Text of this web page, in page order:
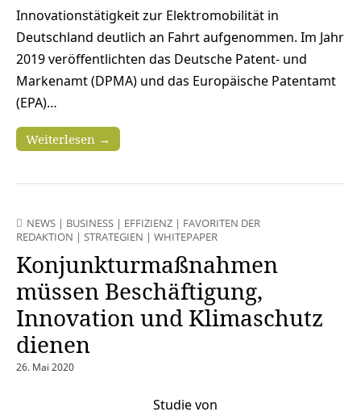
Innovationstätigkeit zur Elektromobilität in
Deutschland deutlich an Fahrt aufgenommen. Im Jahr
2019 veröffentlichten das Deutsche Patent- und
Markenamt (DPMA) und das Europäische Patentamt
(EPA)…
Weiterlesen →
NEWS | BUSINESS | EFFIZIENZ | FAVORITEN DER
REDAKTION | STRATEGIEN | WHITEPAPER
Konjunkturmaßnahmen
müssen Beschäftigung,
Innovation und Klimaschutz
dienen
26. Mai 2020
Studie von